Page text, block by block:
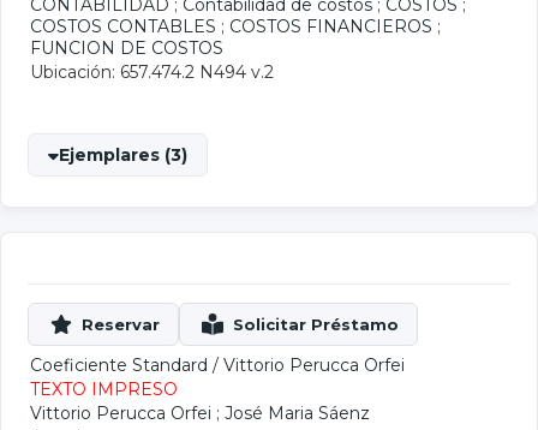
CONTABILIDAD ; Contabilidad de costos ; COSTOS ;
COSTOS CONTABLES ; COSTOS FINANCIEROS ;
FUNCION DE COSTOS
Ubicación: 657.474.2 N494 v.2
Ejemplares (3)
Coeficiente Standard / Vittorio Perucca Orfei
TEXTO IMPRESO
Vittorio Perucca Orfei ; José Maria Sáenz